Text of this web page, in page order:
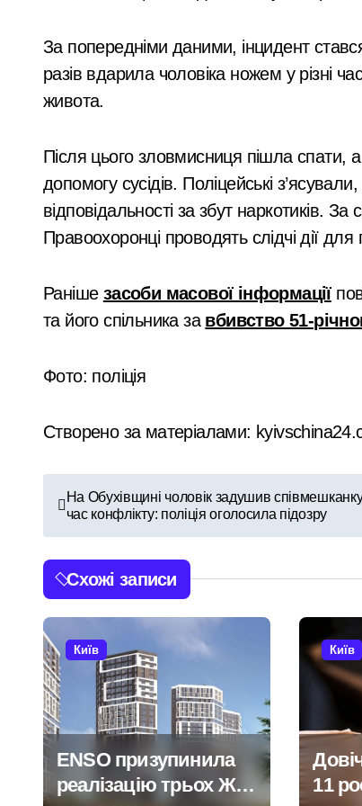
Київщина готова надати
Сервісна заміна елементів
У Києві затримали 23-річного
Підполковнику ПС ЗСУ
Ракетний удар по Києву:
Сучасні технології нічного
«Стрільба заради шоу: у Києві
Виявлено переплату понад
У Київському суді прийняли
«Зловмисна схема в Києві:
«Метро не зможе вмістити
Розвиток резервного
ENSO призупинила
За попередніми даними, інцидент
разів вдарила чоловіка ножем у різні
живота.
Після цього зловмисниця пішла спати,
допомогу сусідів. Поліцейські
відповідальності за збут наркотиків.
Правоохоронці проводять слідчі дії
Раніше засоби масової інформації
та його спільника за вбивство 51-
Фото: поліція
Створено за матеріалами:
Н
а
в
і
г
а
ц
і
я
На Обухівщині чоловік задушив співмешканку
час конфлікту: поліція оголосила підозру
Схожі записи
Київ
ENSO призупинила
реалізацію трьох ЖК
Київ
11
підтримки
області
13